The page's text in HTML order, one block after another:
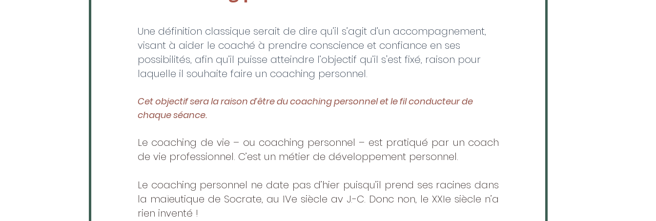
Une définition classique serait de dire qu’il s’agit d’un accompagnement,
visant à aider le coaché à prendre conscience et confiance en ses
possibilités, afin qu’il puisse atteindre l’objectif qu’il s'est fixé, raison pour
laquelle il souhaite faire un coaching personnel.
Cet objectif sera la raison d’être du coaching personnel et le fil conducteur de
chaque séance.
Le coaching de vie – ou coaching personnel – est pratiqué par un coach
de vie professionnel. C’est un métier de développement personnel.
Le coaching personnel ne date pas d’hier puisqu’il prend ses racines dans
la maïeutique de Socrate, au IVe siècle av J.-C. Donc non, le XXIe siècle n’a
rien inventé !